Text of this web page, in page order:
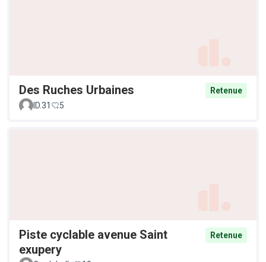
Des Ruches Urbaines
Retenue
ID.31
5
Piste cyclable avenue Saint
exupery
Retenue